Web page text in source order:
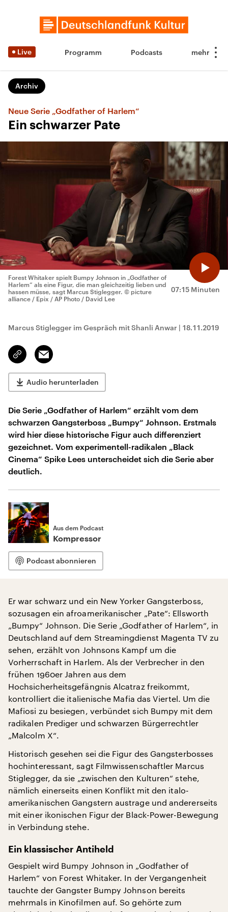
Live Programm Podcasts
Archiv
Neue Serie „Godfather of Harlem“
Ein schwarzer Pate
07:15 Minuten
Forest Whitaker spielt Bumpy Johnson in „Godfather of
Harlem“ als eine Figur, die man gleichzeitig lieben und
hassen müsse, sagt Marcus Stiglegger. © picture
alliance / Epix / AP Photo / David Lee
Marcus Stiglegger im Gespräch mit Shanli Anwar | 18.11.2019
Link
kopieren/teilen
Email
Audio herunterladen
Die Serie „Godfather of Harlem“ erzählt vom dem
schwarzen Gangsterboss „Bumpy“ Johnson. Erstmals
wird hier diese historische Figur auch differenziert
gezeichnet. Vom experimentell-radikalen „Black
Cinema“ Spike Lees unterscheidet sich die Serie aber
deutlich.
Aus dem Podcast
Kompressor
Podcast abonnieren
Er war schwarz und ein New Yorker Gangsterboss,
sozusagen ein afroamerikanischer „Pate“: Ellsworth
„Bumpy“ Johnson. Die Serie „Godfather of Harlem“, in
Deutschland auf dem Streamingdienst Magenta TV zu
sehen, erzählt von Johnsons Kampf um die
Vorherrschaft in Harlem. Als der Verbrecher in den
frühen 1960er Jahren aus dem
Hochsicherheitsgefängnis Alcatraz freikommt,
kontrolliert die italienische Mafia das Viertel. Um die
Mafiosi zu besiegen, verbündet sich Bumpy mit dem
radikalen Prediger und schwarzen Bürgerrechtler
„Malcolm X“.
Historisch gesehen sei die Figur des Gangsterbosses
hochinteressant, sagt Filmwissenschaftler Marcus
Stiglegger, da sie „zwischen den Kulturen“ stehe,
nämlich einerseits einen Konflikt mit den italo-
amerikanischen Gangstern austrage und andererseits
mit einer ikonischen Figur der Black-Power-Bewegung
in Verbindung stehe.
Ein klassischer Antiheld
Gespielt wird Bumpy Johnson in „Godfather of
Harlem“ von Forest Whitaker. In der Vergangenheit
tauchte der Gangster Bumpy Johnson bereits
mehrmals in Kinofilmen auf. So gehörte zum